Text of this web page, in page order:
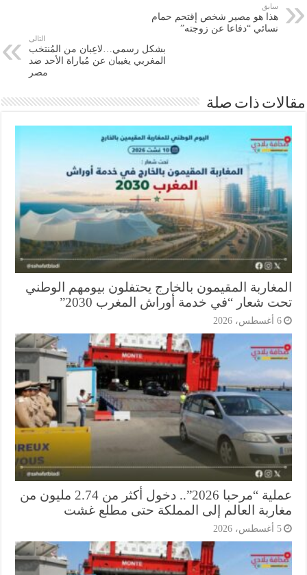
هذا هو مصير شخص إقتحم حمام
نسائي “دفاعا عن زوجته”
بشكل رسمي…لاعِبان من المُنتخب
المغربي يغيبان عن مُباراة الأحد ضد
ذات صلة
المقيمون بالخارج يحتفلون بيومهم الوطني
شعار “في خدمة أوراش المغرب 2030”
عملية “مرحبا 2026”.. دخول أكثر من 2.74 مليون من
العالم إلى المملكة حتى مطلع غشت